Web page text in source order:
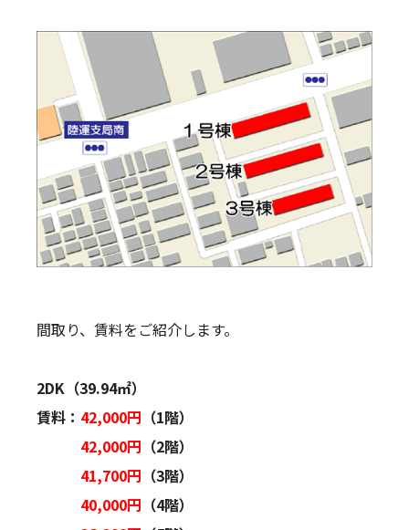
間取り、賃料をご紹介します。
2DK（39.94㎡）
賃料： 42,000円 （1階）
42,000円 （2階）
41,700円 （3階）
40,000円 （4階）